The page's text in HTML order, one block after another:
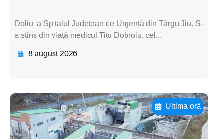
Doliu la Spitalul Județean de Urgență din Târgu Jiu. S-
a stins din viață medicul Titu Dobroiu, cel...
8 august 2026
Ultima oră
Adaugă aici textul pentru